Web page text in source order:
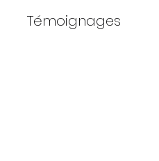
Témoignages